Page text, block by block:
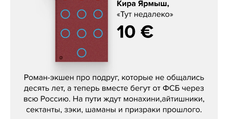
Кира Ярмыш, «Тут недалеко»